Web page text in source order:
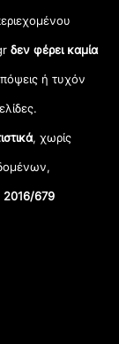
δεν φέρει καμία
ή τυχόν
, χωρίς
679